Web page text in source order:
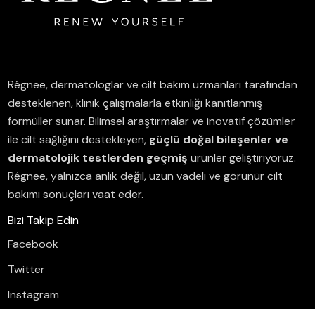
Régnee, dermatologlar ve cilt bakım uzmanları tarafından
desteklenen, klinik çalışmalarla etkinliği kanıtlanmış
formüller sunar.Bilimsel araştırmalar ve inovatif çözümler
ile cilt sağlığını destekleyen, güçlü doğal bileşenler ve
dermatolojik testlerden geçmiş ürünler geliştiriyoruz.
Régnee, yalnızca anlık değil, uzun vadeli ve görünür cilt
bakımı sonuçları vaat eder.
Bizi Takip Edin
Facebook
Twitter
Instagram